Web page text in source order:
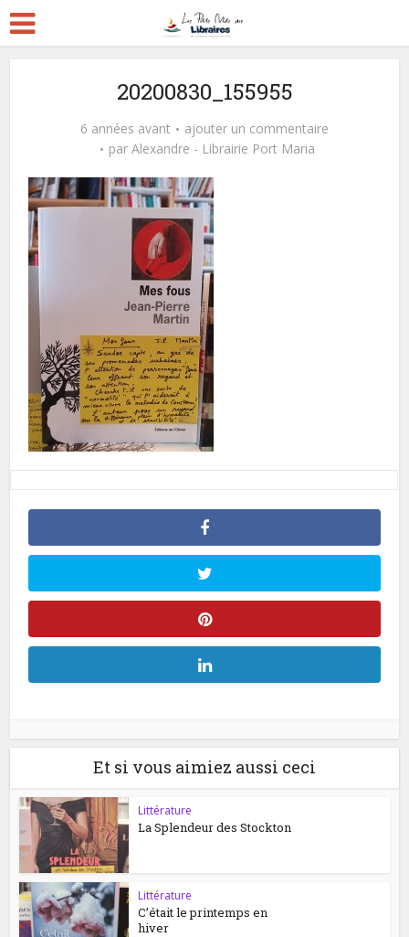
20200830_155955
6 années avant
ajouter un commentaire
par Alexandre - Librairie Port Maria
Et si vous aimiez aussi ceci
Littérature
La Splendeur des Stockton
Littérature
C’était le printemps en
hiver